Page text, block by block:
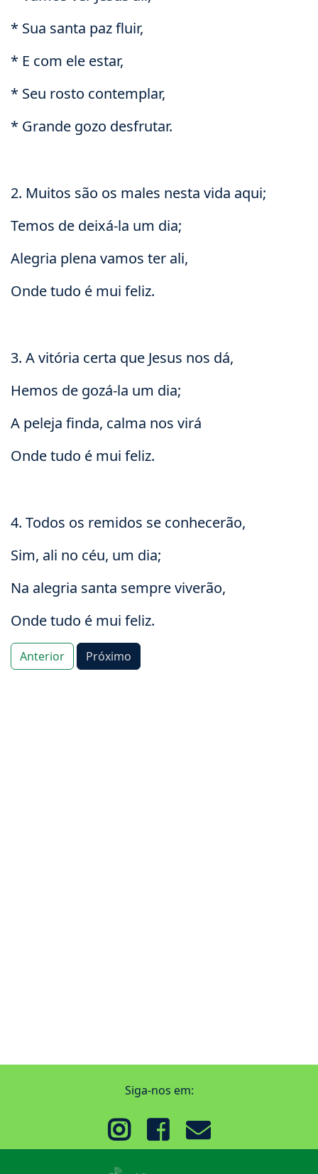
* Sua santa paz fluir,
* E com ele estar,
* Seu rosto contemplar,
* Grande gozo desfrutar.
2. Muitos são os males nesta vida aqui;
Temos de deixá-la um dia;
Alegria plena vamos ter ali,
Onde tudo é mui feliz.
3. A vitória certa que Jesus nos dá,
Hemos de gozá-la um dia;
A peleja finda, calma nos virá
Onde tudo é mui feliz.
4. Todos os remidos se conhecerão,
Sim, ali no céu, um dia;
Na alegria santa sempre viverão,
Onde tudo é mui feliz.
Anterior Próximo
Siga-nos em: